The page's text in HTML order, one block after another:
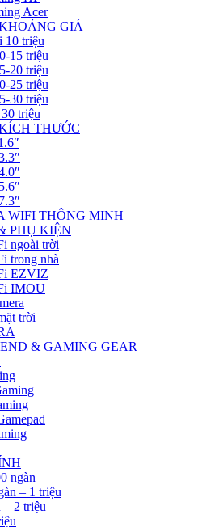
Acer
GIÁ
10 triệu
15 triệu
20 triệu
25 triệu
30 triệu
triệu
THƯỚC
WIFI THÔNG MINH
PHỤ KIỆN
ngoài trời
trong nhà
EZVIZ
IMOU
trời
& GAMING GEAR
ngàn
– 1 triệu
– 2 triệu